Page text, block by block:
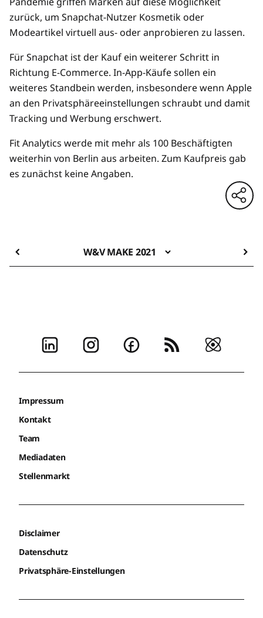
zurück, um Snapchat-Nutzer Kosmetik oder
Modeartikel virtuell aus- oder anprobieren zu lassen.
Für Snapchat ist der Kauf ein weiterer Schritt in
Richtung E-Commerce. In-App-Käufe sollen ein
weiteres Standbein werden, insbesondere wenn Apple
an den Privatsphäreeinstellungen schraubt und damit
Tracking und Werbung erschwert.
Fit Analytics werde mit mehr als 100 Beschäftigten
weiterhin von Berlin aus arbeiten. Zum Kaufpreis gab
es zunächst keine Angaben.
W&V MAKE 2021
Impressum
Kontakt
Team
Mediadaten
Stellenmarkt
Disclaimer
Datenschutz
Privatsphäre-Einstellungen